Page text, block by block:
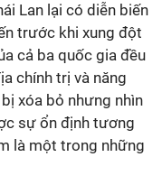
Lan lại có diễn biến
trước khi xung đột
cả ba quốc gia đều
chính trị và năng
xóa bỏ nhưng nhìn
sự ổn định tương
là một trong những